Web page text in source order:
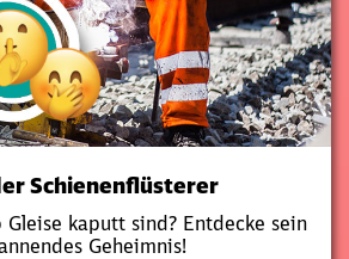
Schienenflüsterer
kaputt sind? Entdecke sein
Geheimnis!